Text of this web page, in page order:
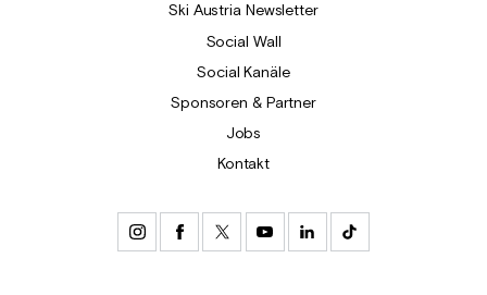
Ski Austria Newsletter
Social Wall
Social Kanäle
Sponsoren & Partner
Jobs
Kontakt